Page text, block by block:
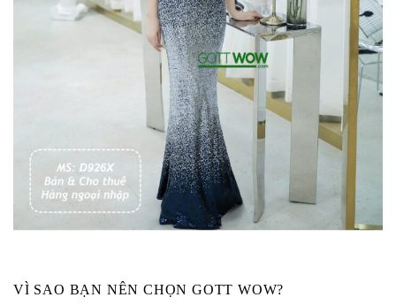
VÌ SAO BẠN NÊN CHỌN GOTT WOW?